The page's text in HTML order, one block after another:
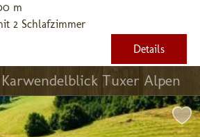
m
2 Schlafzimmer
Details
Tuxer Alpen